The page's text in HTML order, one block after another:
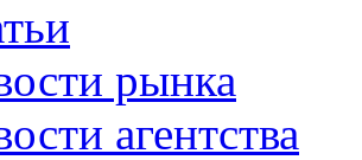
рынка
агентства